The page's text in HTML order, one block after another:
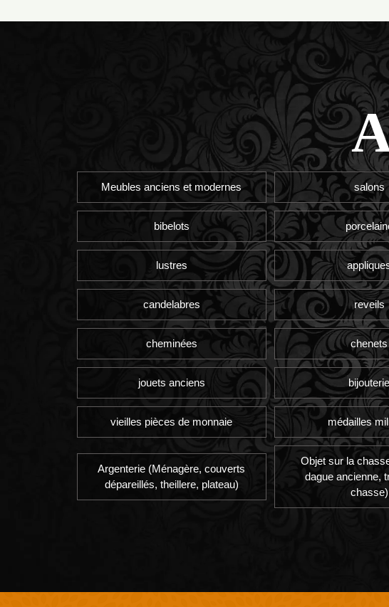
Meubles anciens et modernes salons
bibelots
lustres
candelabres reveils
cheminées chenets
jouets anciens bijouterie
vieilles pièces de monnaie médailles
Argenterie (Ménagère, couverts
dépareillés, theillere, plateau)
Objet sur la
dague ancienne,
chasse)